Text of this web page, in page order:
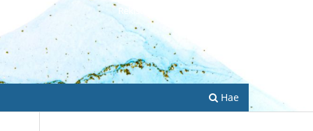
Hae
Rekisteröidy